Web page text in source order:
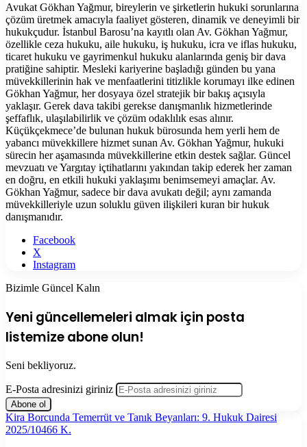
Avukat Gökhan Yağmur, bireylerin ve şirketlerin hukuki sorunlarına
çözüm üretmek amacıyla faaliyet gösteren, dinamik ve deneyimli bir
hukukçudur. İstanbul Barosu’na kayıtlı olan Av. Gökhan Yağmur,
özellikle ceza hukuku, aile hukuku, iş hukuku, icra ve iflas hukuku,
ticaret hukuku ve gayrimenkul hukuku alanlarında geniş bir dava
pratiğine sahiptir. Mesleki kariyerine başladığı günden bu yana
müvekkillerinin hak ve menfaatlerini titizlikle korumayı ilke edinen
Gökhan Yağmur, her dosyaya özel stratejik bir bakış açısıyla
yaklaşır. Gerek dava takibi gerekse danışmanlık hizmetlerinde
şeffaflık, ulaşılabilirlik ve çözüm odaklılık esas alınır.
Küçükçekmece’de bulunan hukuk bürosunda hem yerli hem de
yabancı müvekkillere hizmet sunan Av. Gökhan Yağmur, hukuki
sürecin her aşamasında müvekkillerine etkin destek sağlar. Güncel
mevzuatı ve Yargıtay içtihatlarını yakından takip ederek her zaman
en doğru, en etkili hukuki yaklaşımı benimsemeyi amaçlar. Av.
Gökhan Yağmur, sadece bir dava avukatı değil; aynı zamanda
müvekkilleriyle uzun soluklu güven ilişkileri kuran bir hukuk
danışmanıdır.
Facebook
X
Instagram
Bizimle Güncel Kalın
Yeni güncellemeleri almak için posta
listemize abone olun!
Seni bekliyoruz.
E-Posta adresinizi giriniz
Kira Borcunda Temerrüt ve Tanık Beyanları: 9. Hukuk Dairesi
2025/10466 K.